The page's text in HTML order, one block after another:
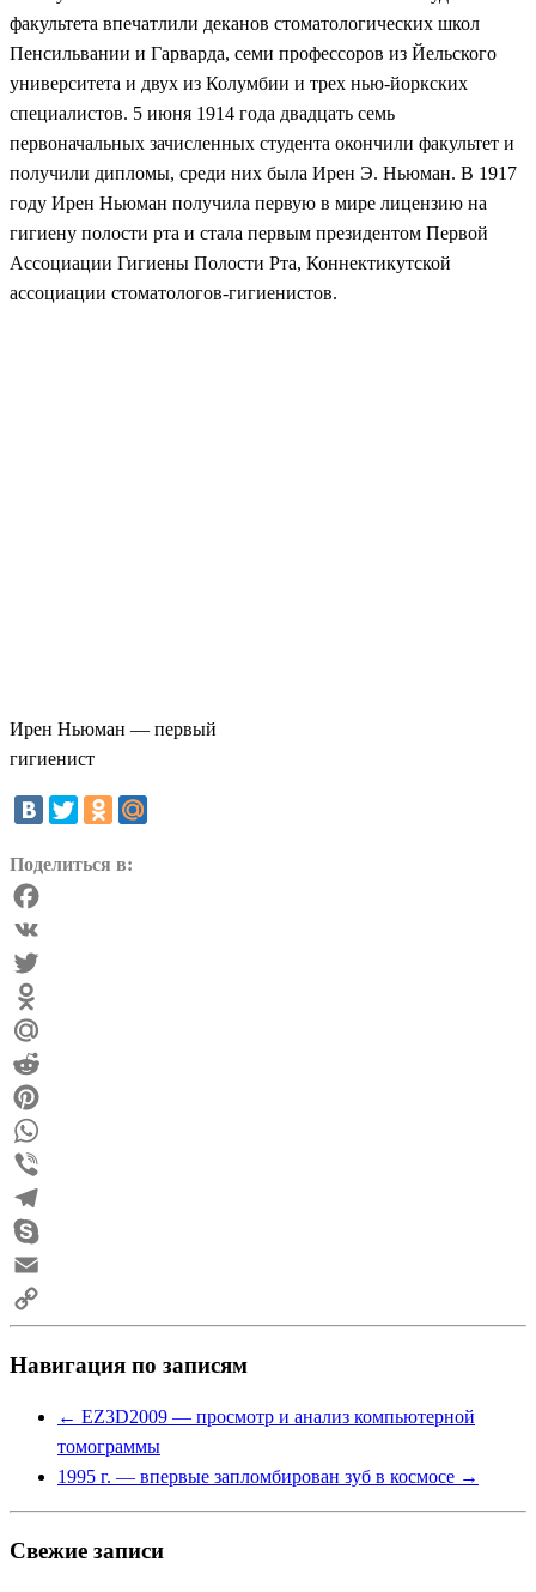
факультета впечатлили деканов стоматологических школ
Пенсильвании и Гарварда, семи профессоров из Йельского
университета и двух из Колумбии и трех нью-йоркских
специалистов. 5 июня 1914 года двадцать семь
первоначальных зачисленных студента окончили факультет и
получили дипломы, среди них была Ирен Э. Ньюман. В 1917
году Ирен Ньюман получила первую в мире лицензию на
гигиену полости рта и стала первым президентом Первой
Ассоциации Гигиены Полости Рта, Коннектикутской
ассоциации стоматологов-гигиенистов.
Ирен Ньюман — первый
гигиенист
Поделиться в:
Facebook
VK
Twitter
Odnoklassniki
Mail.Ru
Reddit
Pinterest
WhatsApp
Viber
Telegram
Skype
Email
Copy
Link
Навигация по записям
← EZ3D2009 — просмотр и анализ компьютерной
томограммы
1995 г. — впервые запломбирован зуб в космосе →
Свежие записи